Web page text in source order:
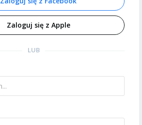
Zaloguj się z Apple
LUB